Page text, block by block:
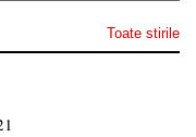
Toate stirile